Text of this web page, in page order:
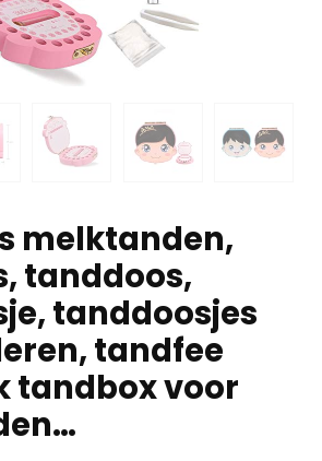
melktanden,
tanddoos,
tanddoosjes
tandfee
tandbox voor